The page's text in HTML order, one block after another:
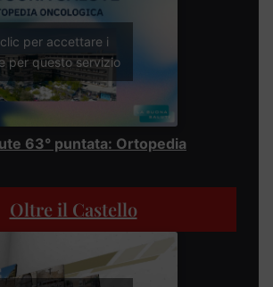
per accettare i
per questo servizio
63° puntata: Ortopedia
Oltre il Castello